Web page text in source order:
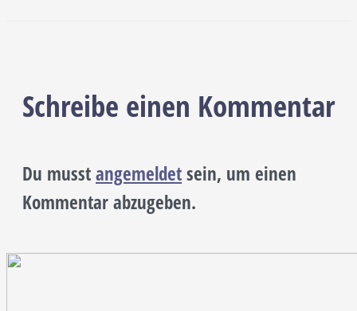
Schreibe einen Kommentar
Du musstangemeldetsein, um einen
Kommentar abzugeben.